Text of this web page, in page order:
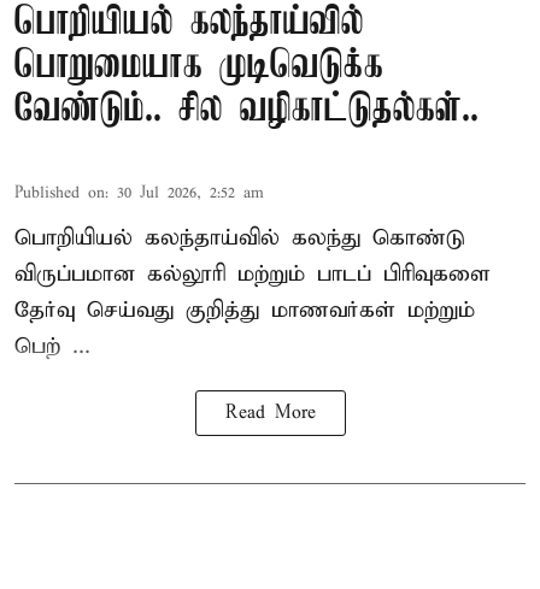
பொறியியல் கலந்தாய்வில்
பொறுமையாக முடிவெடுக்க
வேண்டும்.. சில வழிகாட்டுதல்கள்..
Published on: 30 Jul 2026, 2:52 am
பொறியியல் கலந்தாய்வில் கலந்து கொண்டு
விருப்பமான கல்லூரி மற்றும் பாடப் பிரிவுகளை
தேர்வு செய்வது குறித்து மாணவர்கள் மற்றும்
பெற் ...
Read More